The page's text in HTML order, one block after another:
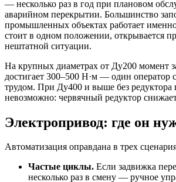
— несколько раз в год при плановом
аварийном перекрытии. Большинство
промышленных объектах работает
стоит в одном положении, открывается
нештатной ситуации.
На крупных диаметрах от Ду200 момент
достигает 300–500 Н·м — один оператор
трудом. При Ду400 и выше без редуктора
невозможно: червячный редуктор
Электропривод: где он
Автоматизация оправдана в трех
Частые циклы. Если задвижка
несколько раз в смену — ручное